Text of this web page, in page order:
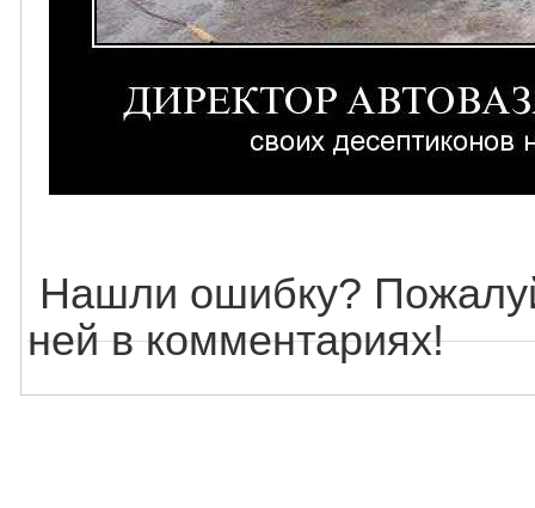
Нашли ошибку?
ней в комментариях!